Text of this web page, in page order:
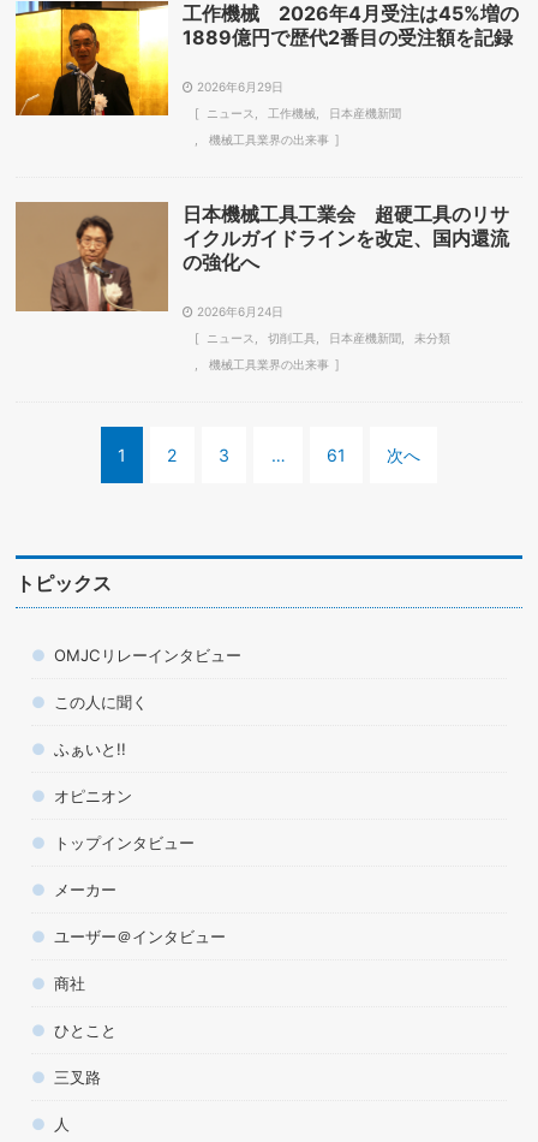
工作機械 2026年4月受注は45%増の
1889億円で歴代2番目の受注額を記録
2026年6月29日
ニュース
工作機械
日本産機新聞
機械工具業界の出来事
日本機械工具工業会 超硬工具のリサ
イクルガイドラインを改定、国内還流
の強化へ
2026年6月24日
ニュース
切削工具 日本産機新聞
未分類
機械工具業界の出来事
1 2 3 … 61 次へ
トピックス
OMJCリレーインタビュー
この人に聞く
ふぁいと!!
オピニオン
トップインタビュー
メーカー
ユーザー＠インタビュー
商社
ひとこと
三叉路
人